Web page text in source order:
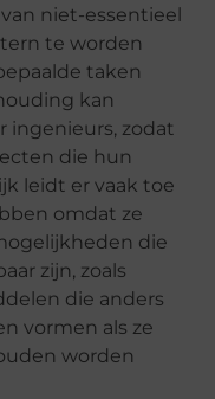
niet-essentieel
te worden
taken
kan
ingenieurs, zodat
die hun
leidt er vaak toe
omdat ze
die
zijn, zoals
die anders
vormen als ze
worden